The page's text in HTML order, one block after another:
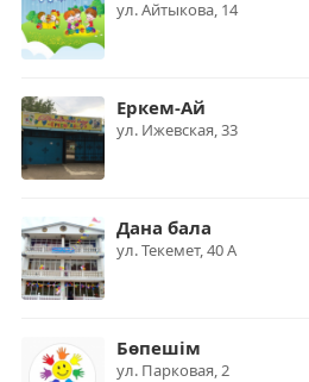
ул. Айтыкова, 14
Еркем-Ай
ул. Ижевская, 33
Дана бала
ул. ​Текемет, 40 А
Бөпешім
ул. ​Парковая, 2